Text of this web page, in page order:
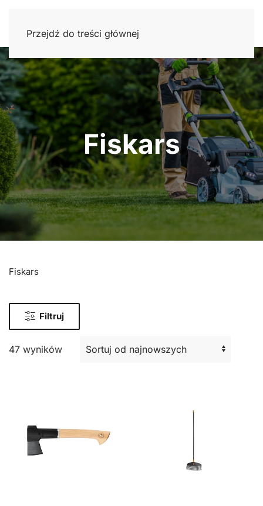
Przejdź do treści głównej
Fiskars
Fiskars
Filtruj
47 wyników